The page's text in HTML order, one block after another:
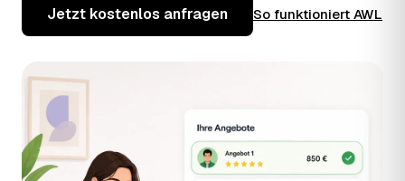
Jetzt kostenlos anfragen So funktioniert AWL